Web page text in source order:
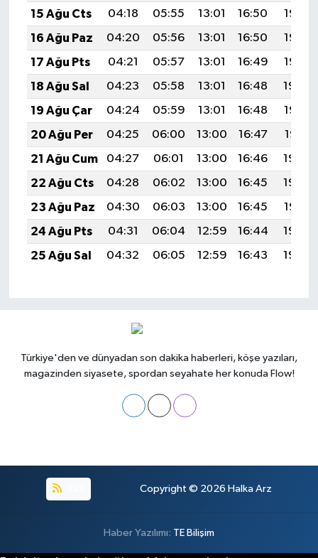
15 Ağu Cts
04:18 05:55 13:01 16:50
19:58
16 Ağu Paz
04:20 05:56 13:01 16:50
19:57
17 Ağu Pts
04:21 05:57 13:01 16:49
19:55
18 Ağu Sal
04:23 05:58 13:01 16:48
19:54
19 Ağu Çar
04:24 05:59 13:01 16:48
19:52
20 Ağu Per
04:25 06:00 13:00 16:47
19:51
21 Ağu Cum
04:27 06:01 13:00 16:46
19:49
22 Ağu Cts
04:28 06:02 13:00 16:45
19:48
23 Ağu Paz
04:30 06:03 13:00 16:45
19:47
24 Ağu Pts
04:31 06:04 12:59 16:44
19:45
25 Ağu Sal
04:32 06:05 12:59 16:43 19:43
Türkiye'den ve dünyadan son dakika haberleri, köşe yazıları,
magazinden siyasete, spordan seyahate her konuda Flow!
Copyright © 2026 Halka Arz
Haber Yazılımı: TE Bilişim